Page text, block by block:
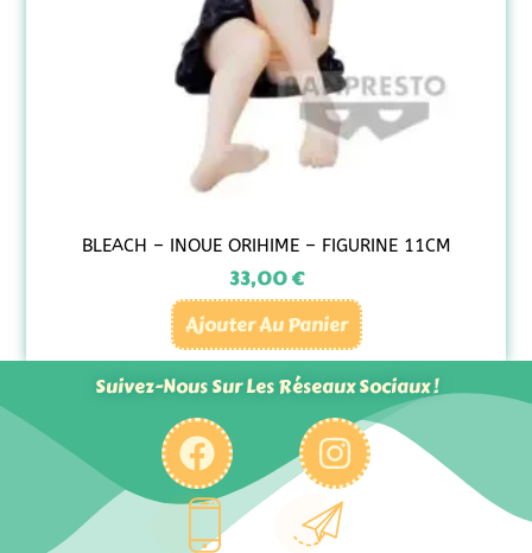
BLEACH – INOUE ORIHIME – FIGURINE 11CM
33,00€
Ajouter Au Panier
Suivez-Nous Sur Les Réseaux Sociaux !